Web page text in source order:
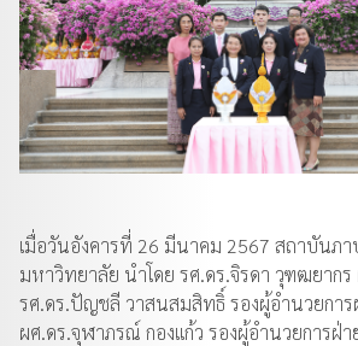
เมื่อวันอังคารที่ 26 มีนาคม 2567 สถาบันภ
มหาวิทยาลัย นำโดย รศ.ดร.จิรดา วุฑฒยากร
รศ.ดร.ปัญชลี วาสนสมสิทธิ์ รองผู้อำนวยการ
ผศ.ดร.จุฬาภรณ์ กองแก้ว รองผู้อำนวยการฝ่